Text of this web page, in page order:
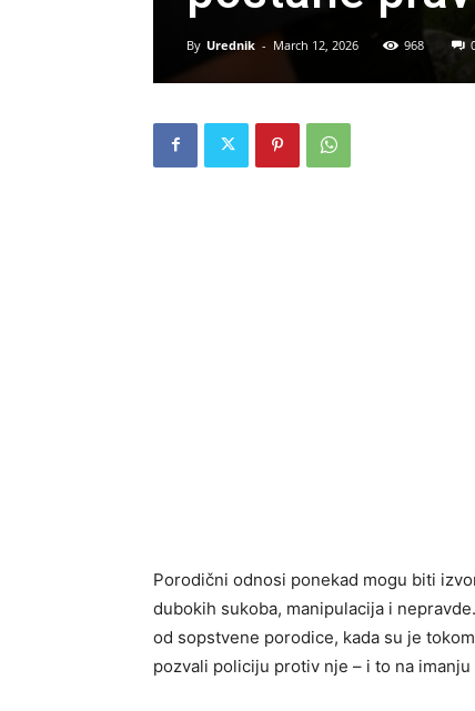
By Urednik - March 12, 2026 968
Porodični odnosi ponekad mogu biti
dubokih sukoba, manipulacija i
od sopstvene porodice, kada su je
pozvali policiju protiv nje – i to na